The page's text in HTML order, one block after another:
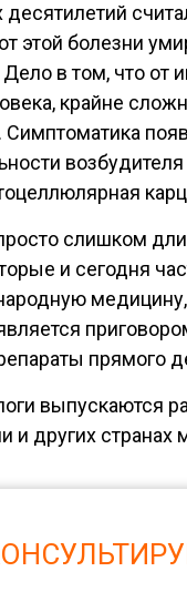
десятилетий
этой болезни
в том, что от
крайне
слишком
и сегодня
прямого
выпускаются
и других странах